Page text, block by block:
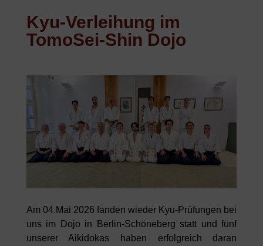
Kyu-Verleihung im
TomoSei-Shin Dojo
Am 04.Mai 2026 fanden wieder Kyu-Prüfungen bei
uns im Dojo in Berlin-Schöneberg statt und fünf
unserer Aikidokas haben erfolgreich daran